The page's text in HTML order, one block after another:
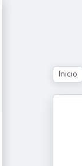
Inicio